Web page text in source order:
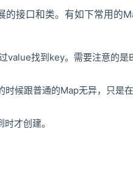
的接口和类。有如下常用的
value找到key。需要注意的
候跟普通的Map无异，只是
才创建。